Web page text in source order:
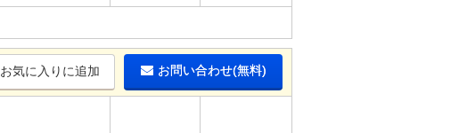
お気に入りに追加 お問い合わせ(無料)